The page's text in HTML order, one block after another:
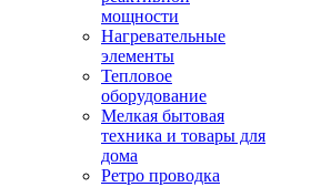
мощности
Нагревательные
элементы
Тепловое
оборудование
Мелкая бытовая
техника и товары для
дома
Ретро проводка